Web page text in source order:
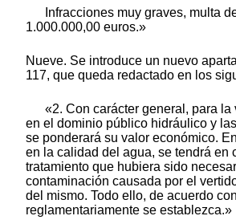
Infracciones muy graves, multa
1.000.000,00 euros.»
Nueve. Se introduce un nuevo
117, que queda redactado en los
«2. Con carácter general, para
en el dominio público hidráulico y
se ponderará su valor económico.
en la calidad del agua, se tendrá en
tratamiento que hubiera sido
contaminación causada por el
del mismo. Todo ello, de acuerdo
reglamentariamente se establezca.»